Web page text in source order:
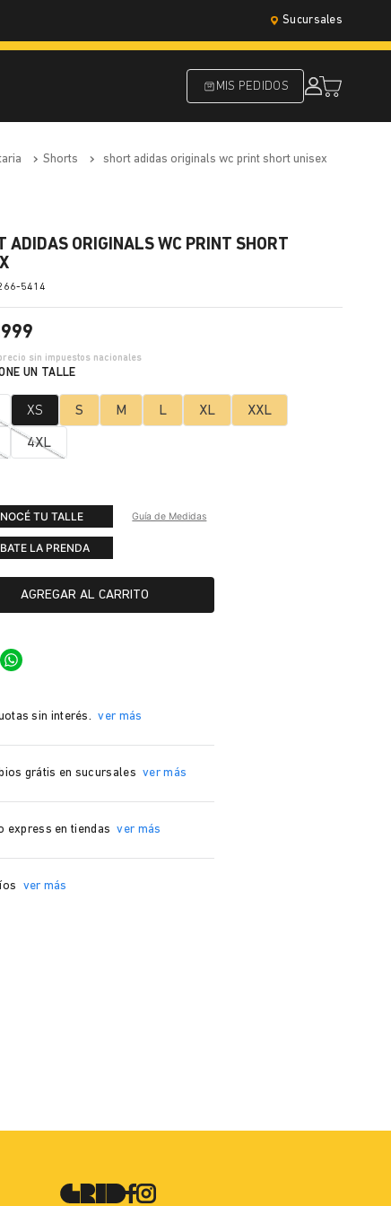
Sucursales
MIS PEDIDOS
shorts short adidas originals wc print short unisex
ADIDAS ORIGINALS WC PRINT SHORT
5414
999
sin impuestos nacionales
XS S M L XL XXL
4XL
TU TALLE Guía de Medidas
LA PRENDA
AGREGAR AL CARRITO
sin interés. ver más
grátis en sucursales ver más
express en tiendas ver más
ver más